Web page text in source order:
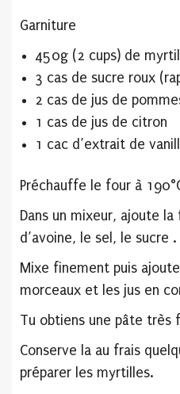
Garniture
450g (2 cups) de
3 cas de sucre roux
2 cas de jus de
1 cas de jus de citron
1 cac d’extrait de
Préchauffe le four à
Dans un mixeur, ajoute
d’avoine, le sel, le sucre .
Mixe finement puis
morceaux et les jus en
Tu obtiens une pâte très
Conserve la au frais
préparer les myrtilles.